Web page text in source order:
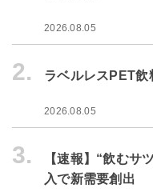
2026.08.05
2. ラベルレスPET飲
2026.08.05
3.
【速報】“飲む
入で新需要創出